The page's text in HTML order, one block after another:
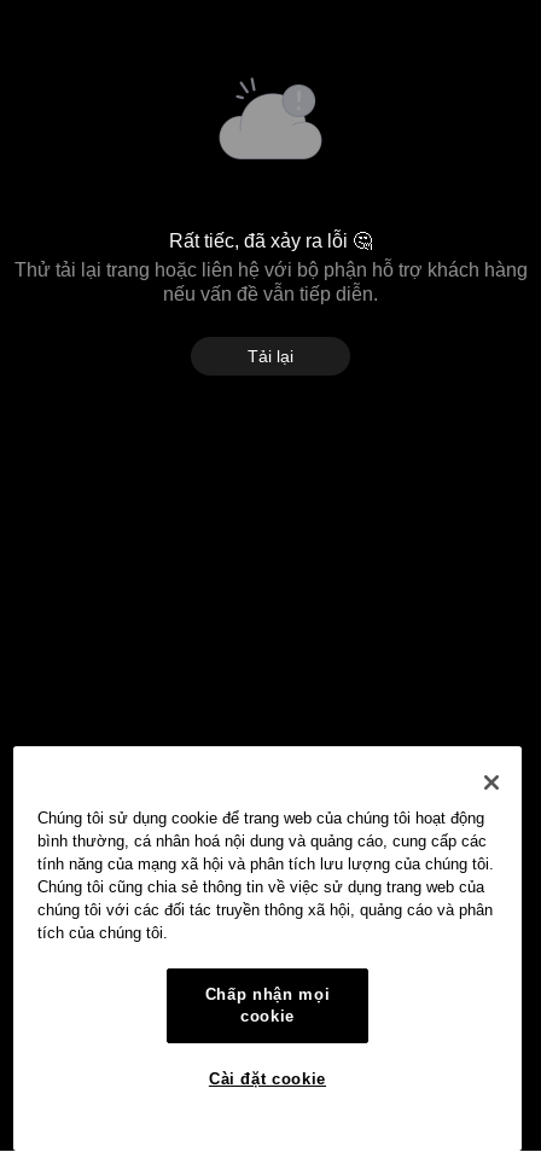
Rất tiếc, đã xảy ra lỗi 🤔
Thử tải lại trang hoặc liên hệ với bộ phận hỗ trợ khách hàng
nếu vấn đề vẫn tiếp diễn.
Tải lại
Chúng tôi sử dụng cookie để trang web của chúng tôi hoạt động
bình thường, cá nhân hoá nội dung và quảng cáo, cung cấp các
tính năng của mạng xã hội và phân tích lưu lượng của chúng tôi.
Chúng tôi cũng chia sẻ thông tin về việc sử dụng trang web của
chúng tôi với các đối tác truyền thông xã hội, quảng cáo và phân
tích của chúng tôi.
Chấp nhận mọi
cookie
Cài đặt cookie